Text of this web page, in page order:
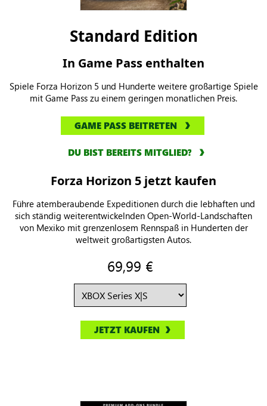
Standard Edition
In Game Pass enthalten
Spiele Forza Horizon 5 und Hunderte weitere großartige Spiele
mit Game Pass zu einem geringen monatlichen Preis.
GAME PASS BEITRETEN
DU BIST BEREITS MITGLIED?
Forza Horizon 5 jetzt kaufen
Führe atemberaubende Expeditionen durch die lebhaften und
sich ständig weiterentwickelnden Open-World-Landschaften
von Mexiko mit grenzenlosem Rennspaß in Hunderten der
weltweit großartigsten Autos.
69,99 €
JETZT KAUFEN